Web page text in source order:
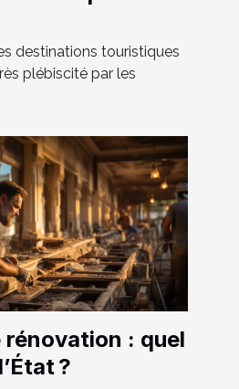
destinations touristiques
plébiscité par les
rénovation : quel
?